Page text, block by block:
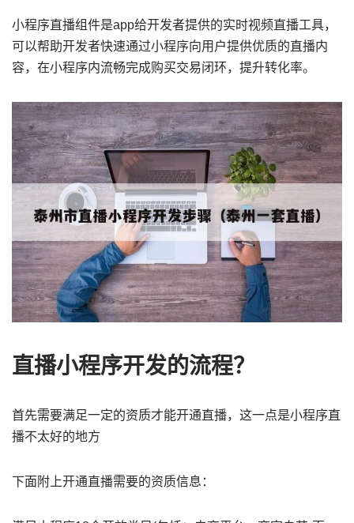
小程序直播组件是app给开发者提供的实时视频直播工具，
可以帮助开发者快速通过小程序向用户提供优质的直播内
容，在小程序内流畅完成购买交易闭环，提升转化率。
直播小程序开发的流程？
首先需要满足一定的资质才能开通直播，这一点是小程序直
播不太好的地方
下面附上开通直播需要的资质信息：